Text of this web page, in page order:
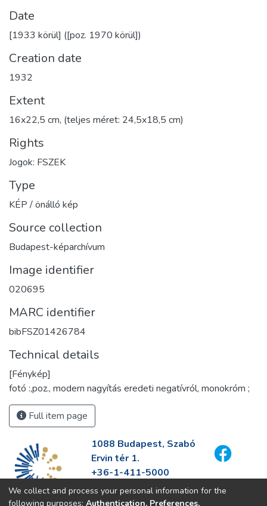
Date
[1933 körül] ([poz. 1970 körül])
Creation date
1932
Extent
16x22,5 cm, (teljes méret: 24,5x18,5 cm)
Rights
Jogok: FSZEK
Type
KÉP / önálló kép
Source collection
Budapest-képarchívum
Image identifier
020695
MARC identifier
bibFSZ01426784
Technical details
[Fénykép]
fotó :,poz., modern nagyítás eredeti negatívról, monokróm ;
Full item page
1088 Budapest, Szabó
Ervin tér 1.
+36-1-411-5000
info@fszek.hu
https://fszek.hu
We collect and process your personal information for the
following purposes: Authentication, Preferences,